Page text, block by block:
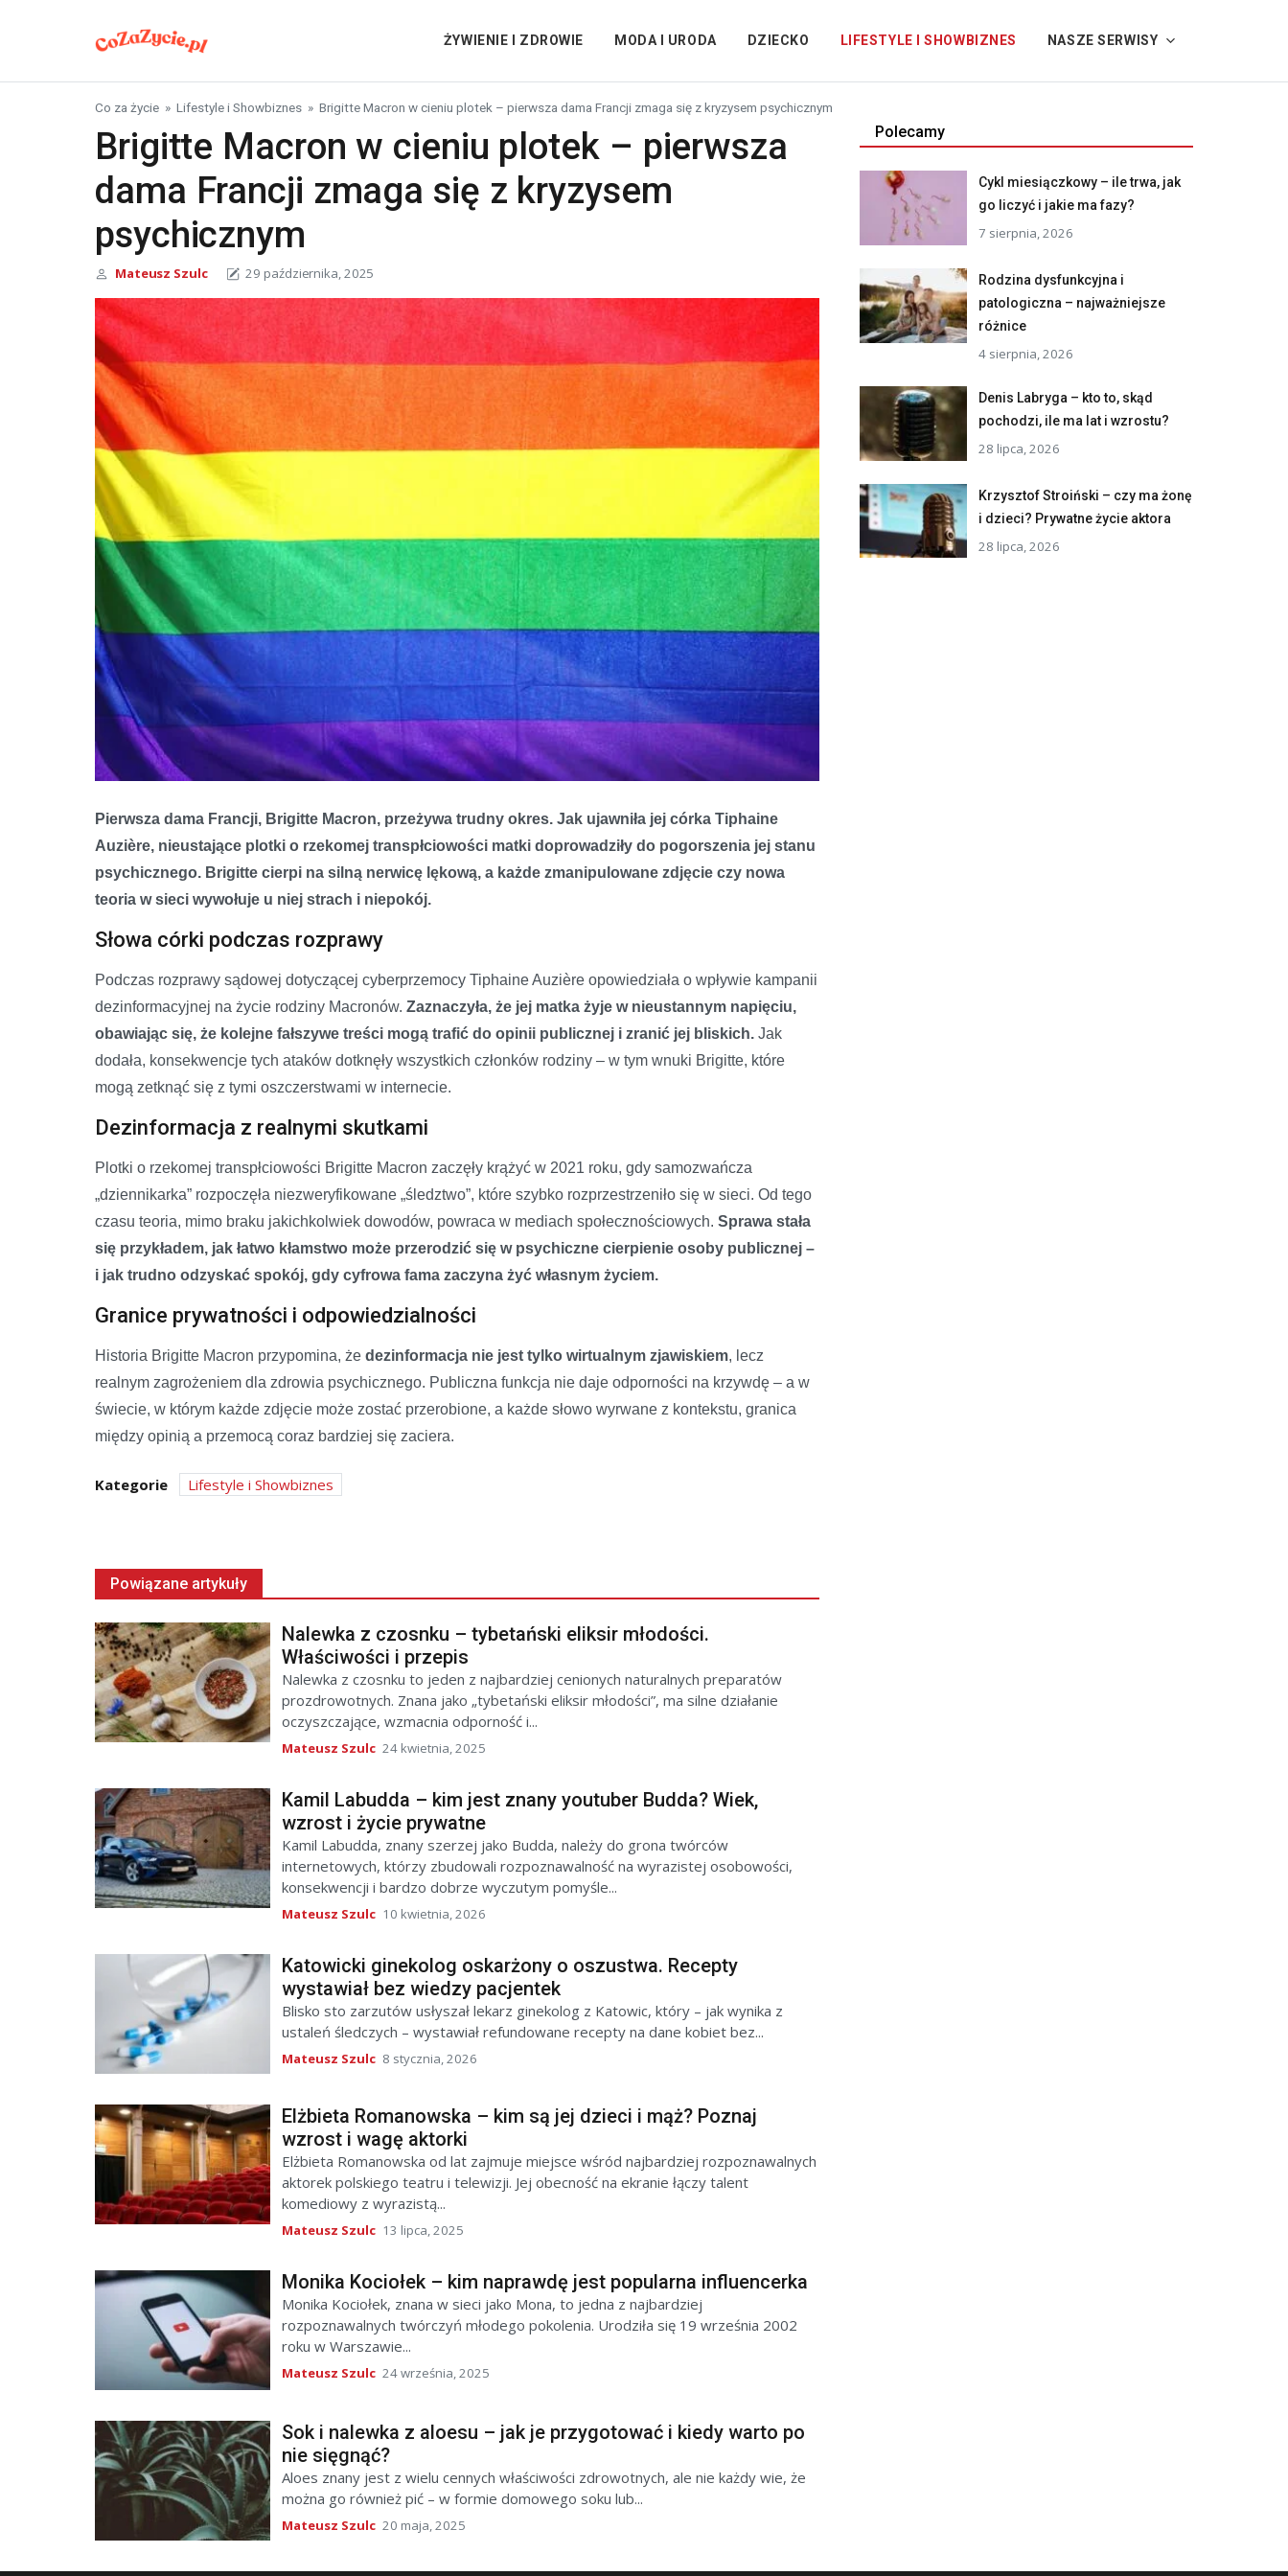
ŻYWIENIE I ZDROWIE MODA I URODA DZIECKO LIFESTYLE I SHOWBIZNES NASZE SERWISY
Co za życie » Lifestyle i Showbiznes » Brigitte Macron w cieniu plotek – pierwsza dama Francji zmaga się z kryzysem psychicznym
Brigitte Macron w cieniu plotek – pierwsza
dama Francji zmaga się z kryzysem
psychicznym
Mateusz Szulc 29 października, 2025
Pierwsza dama Francji, Brigitte Macron, przeżywa trudny okres. Jak ujawniła jej córka Tiphaine
Auzière, nieustające plotki o rzekomej transpłciowości matki doprowadziły do pogorszenia jej stanu
psychicznego. Brigitte cierpi na silną nerwicę lękową, a każde zmanipulowane zdjęcie czy nowa
teoria w sieci wywołuje u niej strach i niepokój.
Słowa córki podczas rozprawy
Podczas rozprawy sądowej dotyczącej cyberprzemocy Tiphaine Auzière opowiedziała o wpływie kampanii
dezinformacyjnej na życie rodziny Macronów. Zaznaczyła, że jej matka żyje w nieustannym napięciu,
obawiając się, że kolejne fałszywe treści mogą trafić do opinii publicznej i zranić jej bliskich. Jak
dodała, konsekwencje tych ataków dotknęły wszystkich członków rodziny – w tym wnuki Brigitte, które
mogą zetknąć się z tymi oszczerstwami w internecie.
Dezinformacja z realnymi skutkami
Plotki o rzekomej transpłciowości Brigitte Macron zaczęły krążyć w 2021 roku, gdy samozwańcza
„dziennikarka” rozpoczęła niezweryfikowane „śledztwo”, które szybko rozprzestrzeniło się w sieci. Od tego
czasu teoria, mimo braku jakichkolwiek dowodów, powraca w mediach społecznościowych. Sprawa stała
się przykładem, jak łatwo kłamstwo może przerodzić się w psychiczne cierpienie osoby publicznej –
i jak trudno odzyskać spokój, gdy cyfrowa fama zaczyna żyć własnym życiem.
Granice prywatności i odpowiedzialności
Historia Brigitte Macron przypomina, że dezinformacja nie jest tylko wirtualnym zjawiskiem, lecz
realnym zagrożeniem dla zdrowia psychicznego. Publiczna funkcja nie daje odporności na krzywdę – a w
świecie, w którym każde zdjęcie może zostać przerobione, a każde słowo wyrwane z kontekstu, granica
między opinią a przemocą coraz bardziej się zaciera.
Kategorie Lifestyle i Showbiznes
Powiązane artykuły
Nalewka z czosnku – tybetański eliksir młodości.
Właściwości i przepis
Nalewka z czosnku to jeden z najbardziej cenionych naturalnych preparatów
prozdrowotnych. Znana jako „tybetański eliksir młodości”, ma silne działanie
oczyszczające, wzmacnia odporność i...
Mateusz Szulc 24 kwietnia, 2025
Kamil Labudda – kim jest znany youtuber Budda? Wiek,
wzrost i życie prywatne
Kamil Labudda, znany szerzej jako Budda, należy do grona twórców
internetowych, którzy zbudowali rozpoznawalność na wyrazistej osobowości,
konsekwencji i bardzo dobrze wyczutym pomyśle...
Mateusz Szulc 10 kwietnia, 2026
Katowicki ginekolog oskarżony o oszustwa. Recepty
wystawiał bez wiedzy pacjentek
Blisko sto zarzutów usłyszał lekarz ginekolog z Katowic, który – jak wynika z
ustaleń śledczych – wystawiał refundowane recepty na dane kobiet bez...
Mateusz Szulc 8 stycznia, 2026
Elżbieta Romanowska – kim są jej dzieci i mąż? Poznaj
wzrost i wagę aktorki
Elżbieta Romanowska od lat zajmuje miejsce wśród najbardziej rozpoznawalnych
aktorek polskiego teatru i telewizji. Jej obecność na ekranie łączy talent
komediowy z wyrazistą...
Mateusz Szulc 13 lipca, 2025
Monika Kociołek – kim naprawdę jest popularna influencerka
Monika Kociołek, znana w sieci jako Mona, to jedna z najbardziej
rozpoznawalnych twórczyń młodego pokolenia. Urodziła się 19 września 2002
roku w Warszawie...
Mateusz Szulc 24 września, 2025
Sok i nalewka z aloesu – jak je przygotować i kiedy warto po
nie sięgnąć?
Aloes znany jest z wielu cennych właściwości zdrowotnych, ale nie każdy wie, że
można go również pić – w formie domowego soku lub...
Mateusz Szulc 20 maja, 2025
Polecamy
Cykl miesiączkowy – ile trwa, jak
go liczyć i jakie ma fazy?
7 sierpnia, 2026
Rodzina dysfunkcyjna i
patologiczna – najważniejsze
różnice
4 sierpnia, 2026
Denis Labryga – kto to, skąd
pochodzi, ile ma lat i wzrostu?
28 lipca, 2026
Krzysztof Stroiński – czy ma żonę
i dzieci? Prywatne życie aktora
28 lipca, 2026